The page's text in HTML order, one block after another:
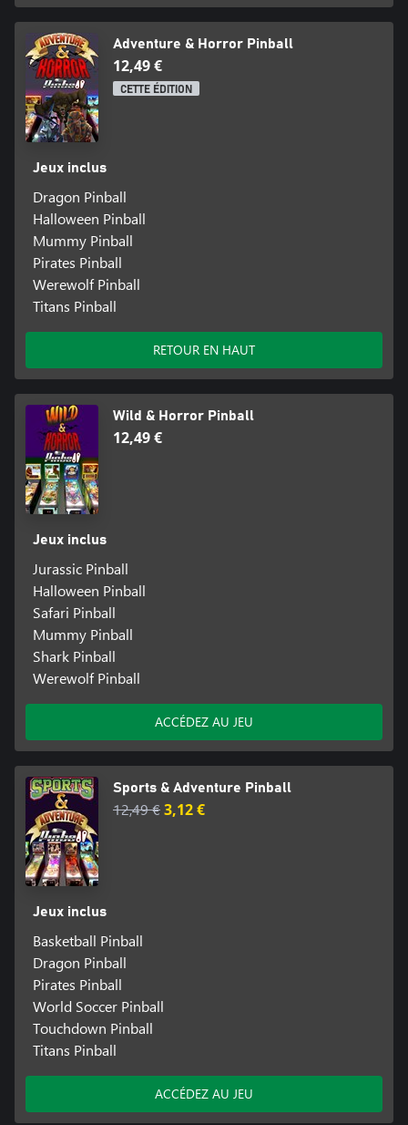
Adventure & Horror Pinball
12,49 €
CETTE ÉDITION
Jeux inclus
Dragon Pinball
Halloween Pinball
Mummy Pinball
Pirates Pinball
Werewolf Pinball
Titans Pinball
RETOUR EN HAUT
Wild & Horror Pinball
12,49 €
Jeux inclus
Jurassic Pinball
Halloween Pinball
Safari Pinball
Mummy Pinball
Shark Pinball
Werewolf Pinball
ACCÉDEZ AU JEU
Sports & Adventure Pinball
12,49 €3,12 €
Jeux inclus
Basketball Pinball
Dragon Pinball
Pirates Pinball
World Soccer Pinball
Touchdown Pinball
Titans Pinball
ACCÉDEZ AU JEU